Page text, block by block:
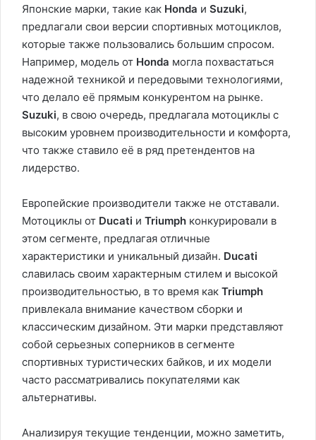
Японские марки, такие как Honda и Suzuki,
предлагали свои версии спортивных мотоциклов,
которые также пользовались большим спросом.
Например, модель от Honda могла похвастаться
надежной техникой и передовыми технологиями,
что делало её прямым конкурентом на рынке.
Suzuki, в свою очередь, предлагала мотоциклы с
высоким уровнем производительности и комфорта,
что также ставило её в ряд претендентов на
лидерство.
Европейские производители также не отставали.
Мотоциклы от Ducati и Triumph конкурировали в
этом сегменте, предлагая отличные
характеристики и уникальный дизайн. Ducati
славилась своим характерным стилем и высокой
производительностью, в то время как Triumph
привлекала внимание качеством сборки и
классическим дизайном. Эти марки представляют
собой серьезных соперников в сегменте
спортивных туристических байков, и их модели
часто рассматривались покупателями как
альтернативы.
Анализируя текущие тенденции, можно заметить,